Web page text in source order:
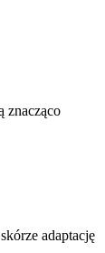
znacząco
adaptację